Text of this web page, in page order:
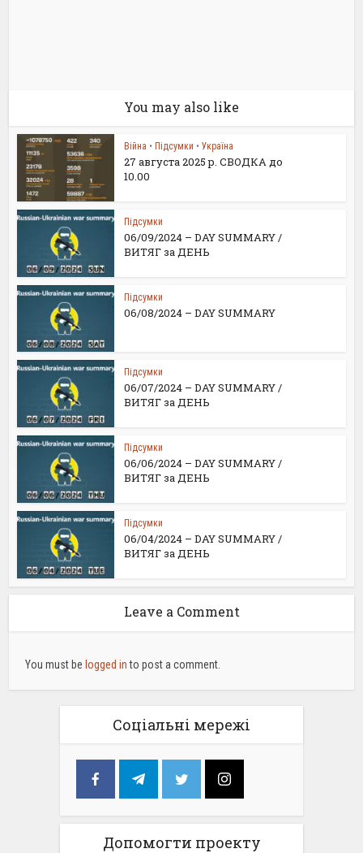
You may also like
Війна • Підсумки • Україна
27 августа 2025 р. СВОДКА до
10.00
Підсумки
06/09/2024 – DAY SUMMARY /
ВИТЯГ за ДЕНЬ
Підсумки
06/08/2024 – DAY SUMMARY
Підсумки
06/07/2024 – DAY SUMMARY /
ВИТЯГ за ДЕНЬ
Підсумки
06/06/2024 – DAY SUMMARY /
ВИТЯГ за ДЕНЬ
Підсумки
06/04/2024 – DAY SUMMARY /
ВИТЯГ за ДЕНЬ
Leave a Comment
You must be logged into post a comment.
Соціальні мережі
Допомогти проекту